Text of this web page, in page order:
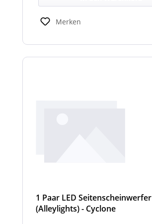
Merken
1 Paar LED Seitenscheinwerfer
(Alleylights) - Cyclone